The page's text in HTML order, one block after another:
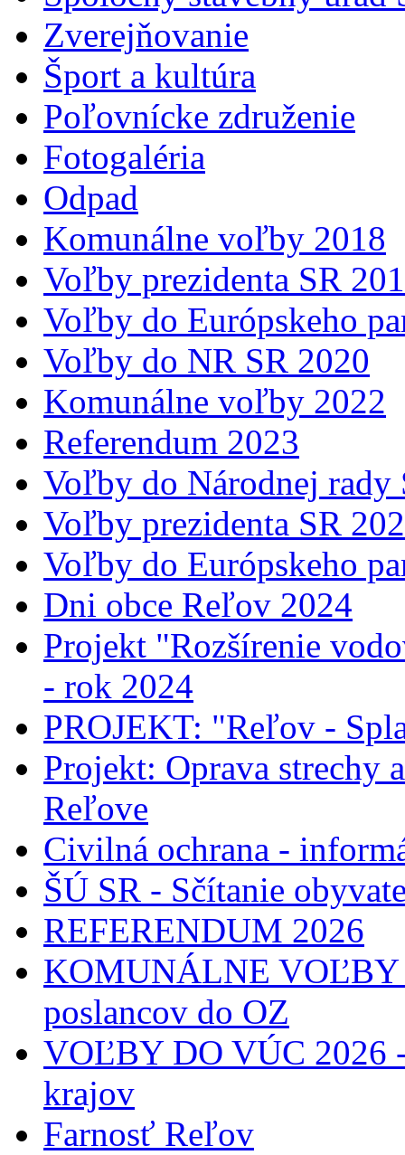
Zverejňovanie
Šport a kultúra
Poľovnícke združenie
Fotogaléria
Odpad
Komunálne voľby 2018
Voľby prezidenta SR
Voľby do Európskeho
Voľby do NR SR 2020
Komunálne voľby 2022
Referendum 2023
Voľby do Národnej rady
Voľby prezidenta SR
Voľby do Európskeho
Dni obce Reľov 2024
Projekt "Rozšírenie
- rok 2024
PROJEKT: "Reľov -
Projekt: Oprava strechy
Reľove
Civilná ochrana -
ŠÚ SR - Sčítanie
REFERENDUM 2026
KOMUNÁLNE VOĽBY
poslancov do OZ
VOĽBY DO VÚC 2026
krajov
Farnosť Reľov